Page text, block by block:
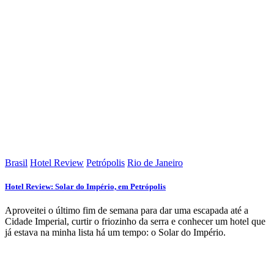
Brasil Hotel Review Petrópolis Rio de Janeiro
Hotel Review: Solar do Império, em Petrópolis
Aproveitei o último fim de semana para dar uma escapada até a
Cidade Imperial, curtir o friozinho da serra e conhecer um hotel que
já estava na minha lista há um tempo: o Solar do Império.